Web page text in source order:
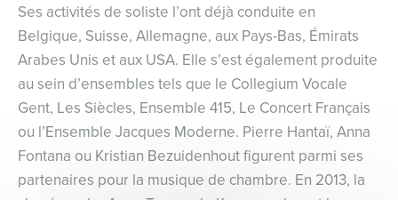
Ses activités de soliste l’ont déjà conduite en
Belgique, Suisse, Allemagne, aux Pays-Bas, Émirats
Arabes Unis et aux USA. Elle s’est également produite
au sein d’ensembles tels que le Collegium Vocale
Gent, Les Siècles, Ensemble 415, Le Concert Français
ou l’Ensemble Jacques Moderne. Pierre Hantaï, Anna
Fontana ou Kristian Bezuidenhout figurent parmi ses
partenaires pour la musique de chambre. En 2013, la